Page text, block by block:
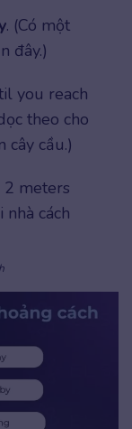
. (Có một
đây.)
you reach
theo cho
cây cầu.)
2 meters
nhà cách